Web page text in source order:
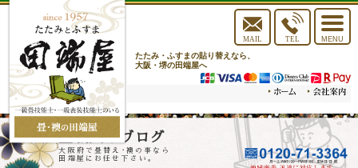
MAIL TEL
toggle
MENU
たたみ・ふすまの貼り替えなら、
大阪・堺の田端屋へ
畳職人のブログ
大阪府で畳替え･襖の事なら
田端屋にお任せ下さい。